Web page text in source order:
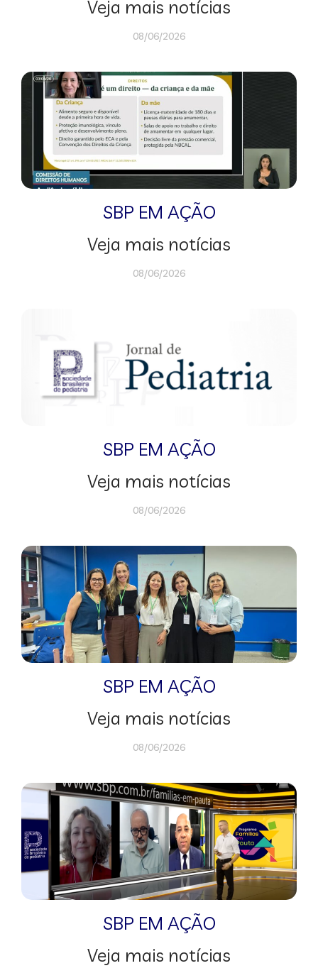
Veja mais notícias
08/06/2026
SBP EM AÇÃO
Veja mais notícias
08/06/2026
SBP EM AÇÃO
Veja mais notícias
08/06/2026
SBP EM AÇÃO
Veja mais notícias
08/06/2026
SBP EM AÇÃO
Veja mais notícias